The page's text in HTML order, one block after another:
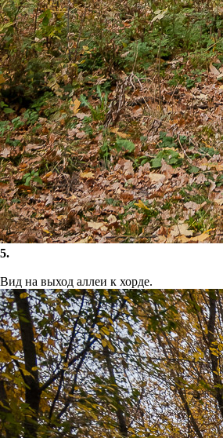
5.
Вид на выход аллеи к хорде.